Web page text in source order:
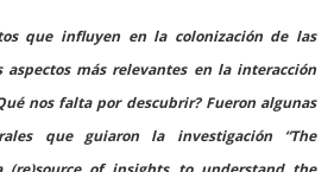
que influyen en la colonización de las
aspectos más relevantes en la interacción
nos falta por descubrir? Fueron algunas
que guiaron la investigación “The